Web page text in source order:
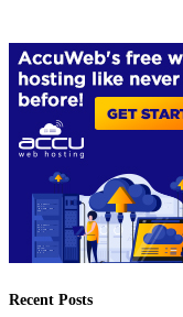
Recent Posts